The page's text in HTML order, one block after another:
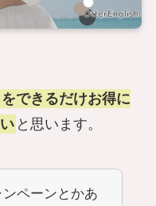
できるだけお得に
と思います。
ペーンとかあ